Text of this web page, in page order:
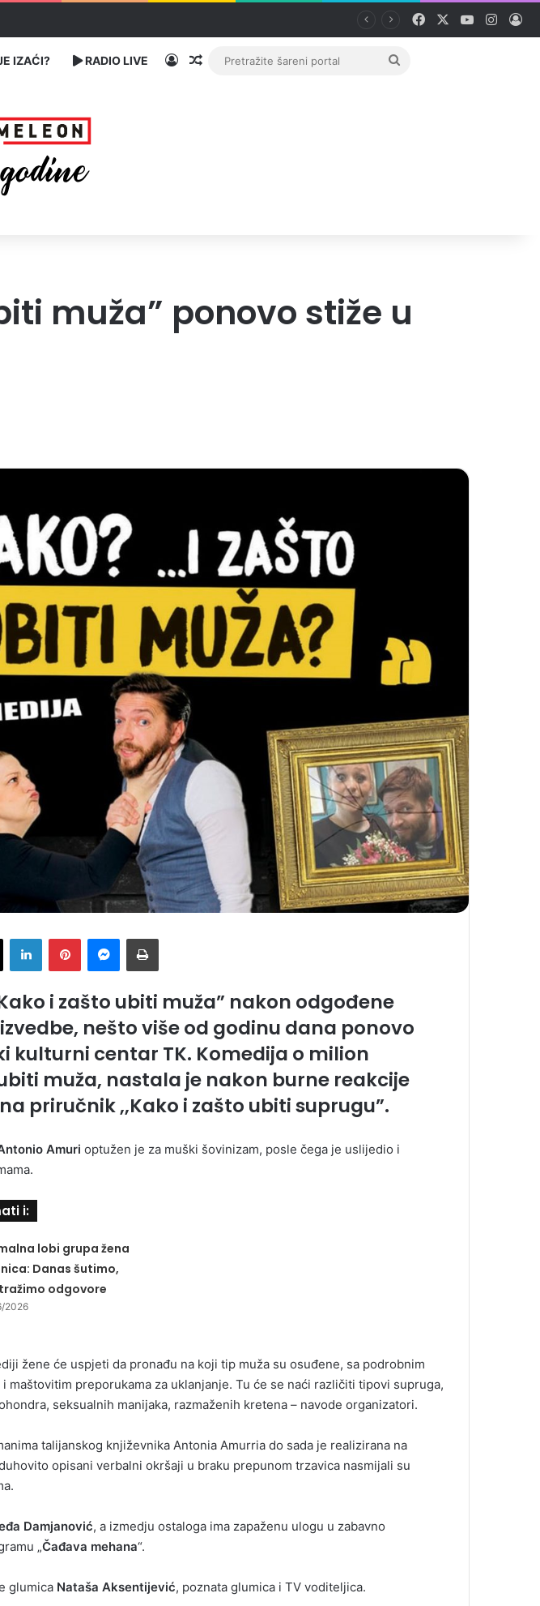
Srebrenica Facebook YouTube
IZAĆI? RADIO LIVE PrijavaRandom članak
Pretražite
muža” ponovo stiže u
i zašto ubiti muža” nakon odgođene
nešto više od godinu dana ponovo
kulturni centar TK. Komedija o milion
muža, nastala je nakon burne reakcije
priručnik ,,Kako i zašto ubiti suprugu”.
Amuri optužen je za muški šovinizam, posle čega je uslijedio i
i:
lobi grupa žena
Danas šutimo,
odgovore
2026
žene će uspjeti da pronađu na koji tip muža su osuđene, sa podrobnim
maštovitim preporukama za uklanjanje. Tu će se naći različiti tipovi supruga,
seksualnih manijaka, razmaženih kretena – navode organizatori.
talijanskog književnika Antonia Amurria do sada je realizirana na
opisani verbalni okršaji u braku prepunom trzavica nasmijali su
Damjanović, a izmedju ostaloga ima zapaženu ulogu u zabavno
„Čađava mehana“.
glumica Nataša Aksentijević, poznata glumica i TV voditeljica.